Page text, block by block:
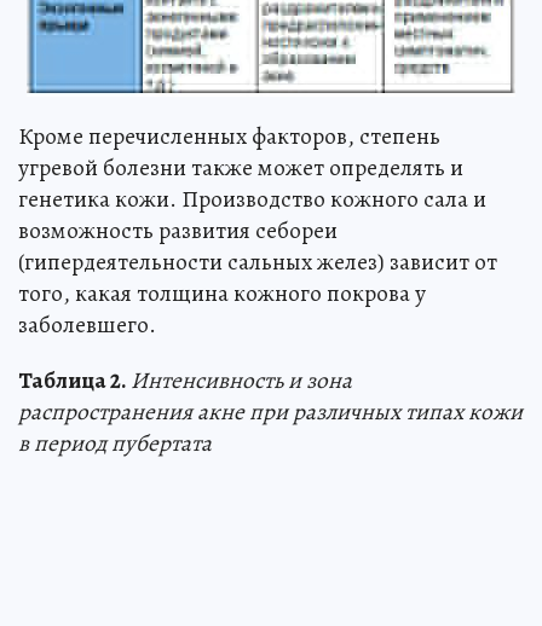
Кроме перечисленных факторов, степень
угревой болезни также может определять и
генетика кожи. Производство кожного сала и
возможность развития себореи
(гипердеятельности сальных желез) зависит от
того, какая толщина кожного покрова у
заболевшего.
Таблица 2.Интенсивность и зона
распространения акне при различных типах кожи
в период пубертата